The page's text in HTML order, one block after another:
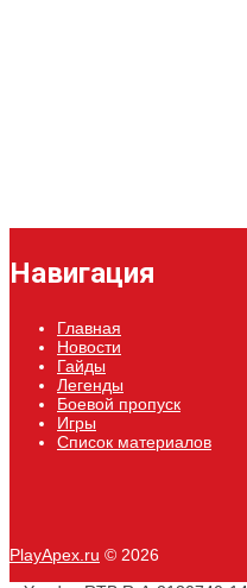
Навигация
Главная
Новости
Гайды
Легенды
Боевой пропуск
Игры
Список материалов
PlayApex.ru © 2026